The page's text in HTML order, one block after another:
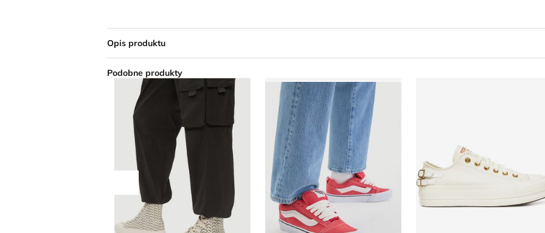
Opis produktu
Podobne produkty
Przesuń w lewo
Trampki damskie na wiosnę Juicy CoutureTrampki damskie na wiosnę Vans